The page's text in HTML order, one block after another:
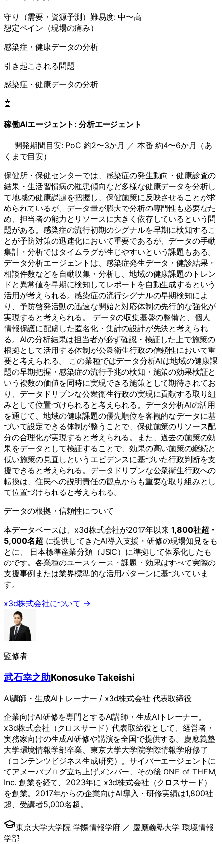
守り （需要・資源予測 ）難易度:中〜高
想定ペイン（現場の痛み）
感染症・健康データの分析
引き起こされる問題
感染症・健康データの分析
🤖
稼働AIエージェント: 分析エージェント
🔹 開発期間目安: PoC 約2〜3か月 ／ 本番 約4〜6か月（あ
くまで目安）
保健所・保健センターでは、感染症の発生動向・健康診査の
結果・生活習慣病の罹患傾向など多様な健康データを分析し
て地域の健康課題を把握し、保健施策に反映させることが求
められているが、データ量が膨大で分析の専門性も必要なた
め、担当者の能力とリソースに大きく依存しているという問
題がある。感染症の流行初期のシグナルを早期に検知するこ
とが予防対策の迅速化において重要であるが、データの手動
集計・分析ではタイムラグが生じやすいという課題もある。
データ分析エージェントは、感染症発生データ・健診結果・
相談件数などを自動収集・分析し、地域の健康課題のトレン
ドと異常値を早期に検知してレポートを自動生成するという
活用が考えられる。感染症の流行シグナルの早期検知によ
り、予防啓発活動の迅速な開始と対応体制の先行的な強化が
実現すると考えられる。 データの収集基盤の整備と、個人
情報保護に配慮した匿名化・集計の設計が先決と考えられ
る。AIの分析結果は担当者が必ず確認・検証した上で施策の
根拠として活用する体制が公衆衛生行政の信頼性において重
要と考えられる。 この業種ではデータ分析AIは地域の健康課
題の早期把握・感染症の流行予兆の検知・施策の効果検証と
いう複数の価値を同時に実現できる施策として期待されてお
り、データドリブンな公衆衛生行政の実現に貢献する取り組
みとして位置づけられると考えられる。データ分析AIの活用
を通じて、地域の健康課題の優先順位を客観的なデータに基
づいて設定できる体制が整うことで、保健施策のリソース配
分の合理化が実現すると考えられる。また、過去の施策の効
果をデータとして検証することで、効果の高い施策の継続と
低い施策の見直しというエビデンスに基づいた行政判断を支
援できると考えられる。データドリブンな公衆衛生行政への
転換は、住民への説明責任の観点からも重要な取り組みとし
て位置づけられると考えられる。
データの根拠・信頼性について
本データベースは、x3d株式会社が2017年以来 1,800社超・
5,000名超 に提供してきたAI導入支援・研修の現場知見をも
とに、 日本標準産業分類（JSIC）に準拠して体系化したも
のです。各業種のユースケース・課題・効果はすべて実際の
支援事例または業界標準的な活用パターンに基づいていま
す。
x3d株式会社について →
監修者
武石幸之助Konosuke Takeishi
AI講師・生成AIトレーナー / x3d株式会社 代表取締役
企業向けAI研修を専門とするAI講師・生成AIトレーナー。
x3d株式会社（クロスサード）代表取締役として、経営者・
実務家向けの生成AI研修や講演を全国で提供する。慶應義塾
大学環境情報学部卒業、東京大学大学院学際情報学府修了
（コンテンツビジネス生成研究）。サイバーエージェントに
てアメーバブログ立ち上げメンバー、その後 ONE of THEM,
Inc. 創業を経て、2023年に x3d株式会社（クロスサード）
を創業。2017年からの企業向けAI導入・研修実績は1,800社
超、受講者5,000名超。
東京大学大学院 学際情報学府／ 慶應義塾大学 環境情報
学部